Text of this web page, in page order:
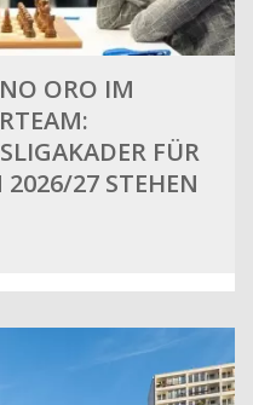
ORO IM
FÜR
2026/27 STEHEN